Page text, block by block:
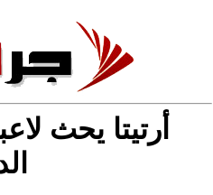
أرتيتا يحث